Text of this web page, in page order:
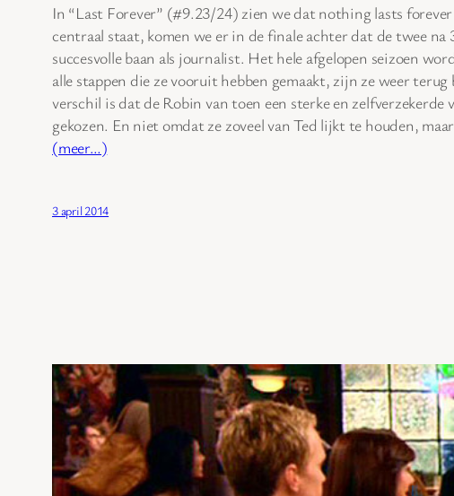
In “Last Forever” (#9.23/24) zien we dat nothing lasts
centraal staat, komen we er in de finale achter dat de twee
succesvolle baan als journalist. Het hele afgelopen seizoen
alle stappen die ze vooruit hebben gemaakt, zijn ze weer
verschil is dat de Robin van toen een sterke en
gekozen. En niet omdat ze zoveel van Ted lijkt te houden,
(meer…)
3 april 2014